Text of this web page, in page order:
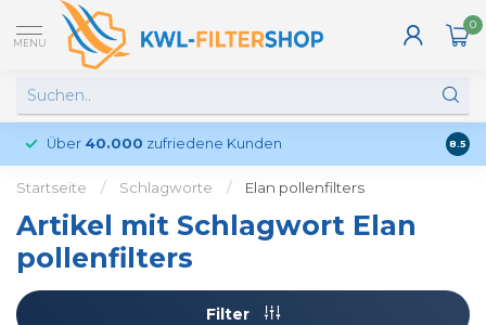
MENU
0
Über 40.000 zufriedene Kunden 8.5
Startseite / Schlagworte / Elan pollenfilters
Artikel mit Schlagwort Elan
pollenfilters
Filter